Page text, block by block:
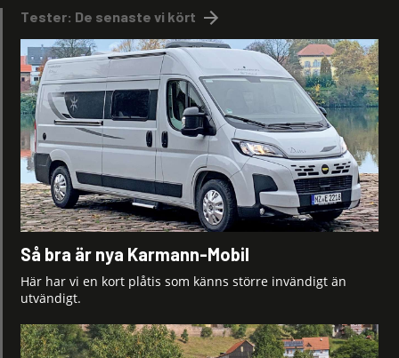
Tester: De senaste vi kört
Så bra är nya Karmann-Mobil
Här har vi en kort plåtis som känns större invändigt än
utvändigt.